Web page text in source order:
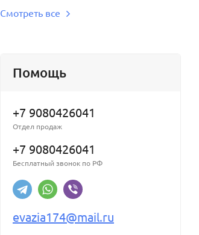
Смотреть все
Помощь
+7 9080426041
Отдел продаж
+7 9080426041
Бесплатный звонок по РФ
evazia174@mail.ru